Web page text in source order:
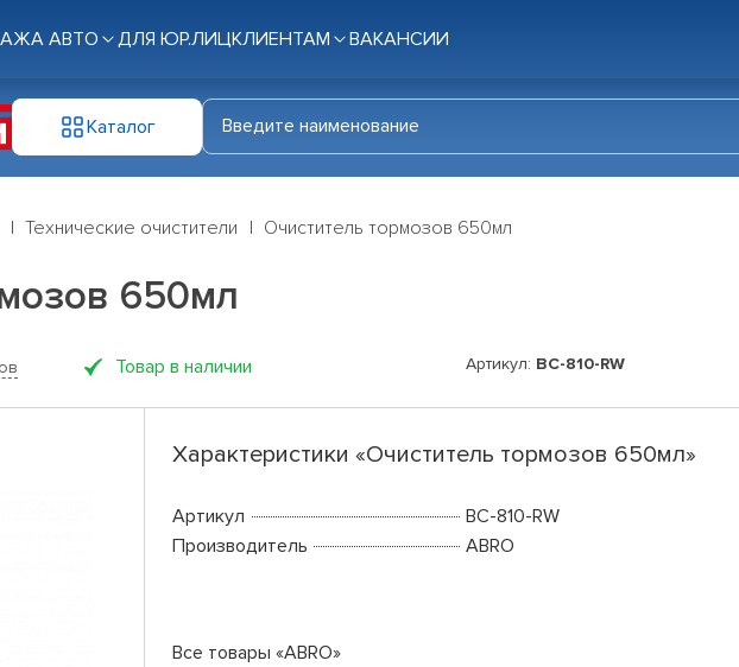
АВТО ДЛЯ ЮР.ЛИЦКЛИЕНТАМ ВАКАНСИИ
Каталог
Технические очистители Очиститель тормозов 650мл
650мл
Товар в наличии Артикул: BC-810-RW
Характеристики «Очиститель тормозов 650мл»
Артикул
BC-810-RW
Производитель
ABRO
Все товары «ABRO»